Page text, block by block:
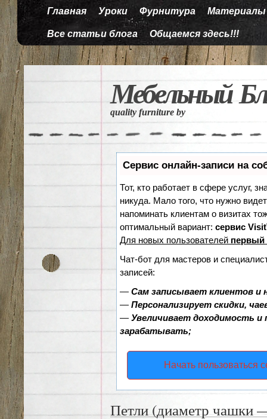
Главная Уроки Фурнитура Материалы
Все статьи блога Общаемся здесь!!!
Мебельный
quality furniture by
Сервис онлайн-записи на
Тот, кто работает в сфере услуг,
никуда. Мало того, что нужно
напоминать клиентам о визитах
оптимальный вариант: сервис
Для новых пользователей первый
Чат-бот для мастеров и
записей:
— Сам записывает клиентов и
— Персонализирует скидки,
— Увеличивает доходимость и
зарабатывать;
Начать пользоваться
Петли (диаметр чашки